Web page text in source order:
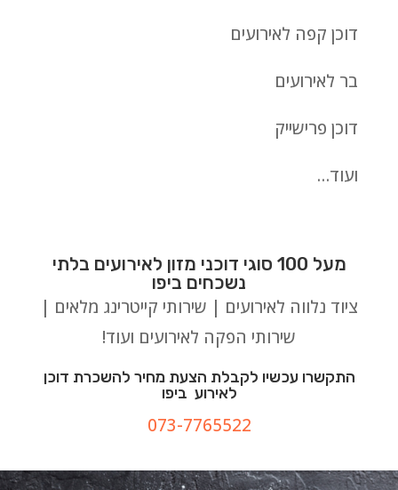
דוכן קפה לאירועים
בר לאירועים
דוכן פרישייק
ועוד…
מעל 100 סוגי דוכני מזון לאירועים בלתי
נשכחים ביפו
ציוד נלווה לאירועים | שירותי קייטרינג מלאים |
שירותי הפקה לאירועים ועוד!
התקשרו עכשיו לקבלת הצעת מחיר להשכרת דוכן
לאירוע ביפו
073-7765522